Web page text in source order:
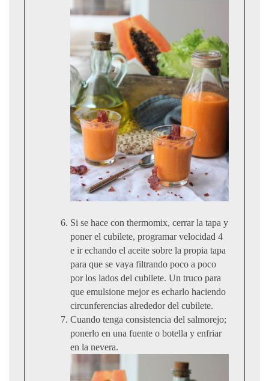
Si se hace con thermomix, cerrar la tapa y
poner el cubilete, programar velocidad 4
e ir echando el aceite sobre la propia tapa
para que se vaya filtrando poco a poco
por los lados del cubilete. Un truco para
que emulsione mejor es echarlo haciendo
circunferencias alrededor del cubilete.
Cuando tenga consistencia del salmorejo;
ponerlo en una fuente o botella y enfriar
en la nevera.